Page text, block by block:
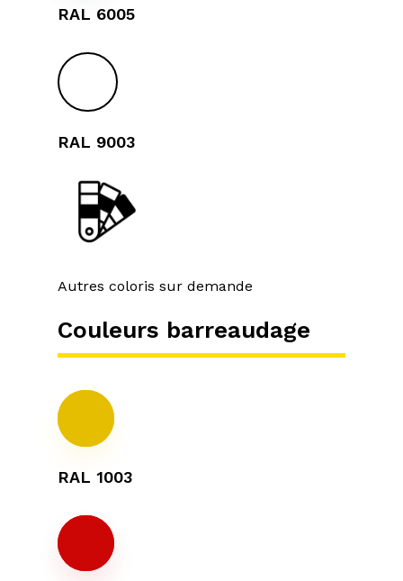
RAL 6005
RAL 9003
Autres coloris sur demande
Couleurs barreaudage
RAL 1003